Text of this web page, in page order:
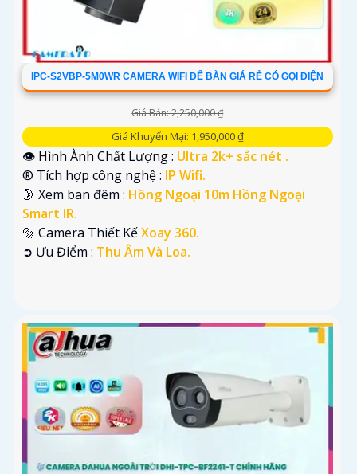
IPC-S2VBP-5M0WR CAMERA WIFI ĐỂ BÀN GIÁ RẺ CÓ GỌI ĐIỆN
Giá Bán: 2,250,000 ₫
Giá Khuyến Mại: 1,950,000 ₫
👁 Hình Ành Chất Lượng : Ultra 2k+ sắc nét .
®️ Tích hợp công nghệ : IP Wifi.
🌛 Xem ban đêm : Hồng Ngoại 10m Hồng Ngoại
Smart IR.
🔩 Camera Thiết KếXoay 360.
️➲ Ưu Điểm : Thu Âm Và Loa.